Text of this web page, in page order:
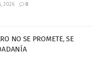
2026 0
NO SE PROMETE, SE